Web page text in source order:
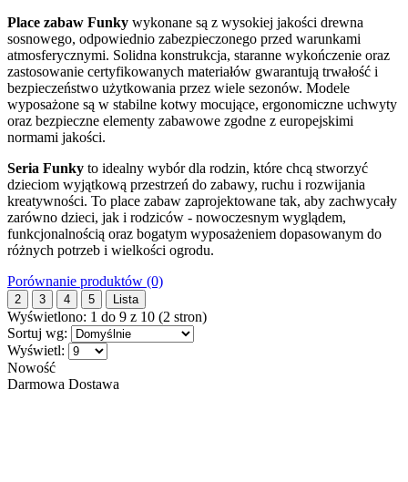
Place zabaw Funky wykonane są z wysokiej jakości drewna
sosnowego, odpowiednio zabezpieczonego przed warunkami
atmosferycznymi. Solidna konstrukcja, staranne wykończenie oraz
zastosowanie certyfikowanych materiałów gwarantują trwałość i
bezpieczeństwo użytkowania przez wiele sezonów. Modele
wyposażone są w stabilne kotwy mocujące, ergonomiczne uchwyty
oraz bezpieczne elementy zabawowe zgodne z europejskimi
normami jakości.
Seria Funky to idealny wybór dla rodzin, które chcą stworzyć
dzieciom wyjątkową przestrzeń do zabawy, ruchu i rozwijania
kreatywności. To place zabaw zaprojektowane tak, aby zachwycały
zarówno dzieci, jak i rodziców - nowoczesnym wyglądem,
funkcjonalnością oraz bogatym wyposażeniem dopasowanym do
różnych potrzeb i wielkości ogrodu.
Porównanie produktów (0)
2 3 4 5 Lista
Wyświetlono: 1 do 9 z 10 (2 stron)
Sortuj wg:
Wyświetl:
Nowość
Darmowa Dostawa